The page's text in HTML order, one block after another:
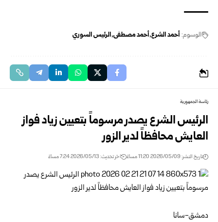
الوسوم: أحمد الشرع أحمد مصطفى الرئيس السوري
رئاسة الجمهورية
الرئيس الشرع يصدر مرسوماً بتعيين زياد فواز
العايش محافظاً لدير الزور
تاريخ النشر: 2026/05/09 11:20 مساءً اخر تحديث: 2026/05/13 7:24 مساءً
دمشق-سانا